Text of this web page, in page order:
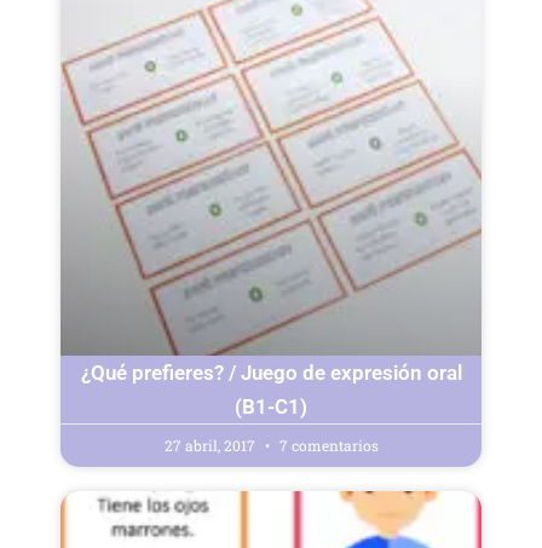
¿Qué prefieres? / Juego de expresión oral
(B1-C1)
27 abril, 2017 7 comentarios